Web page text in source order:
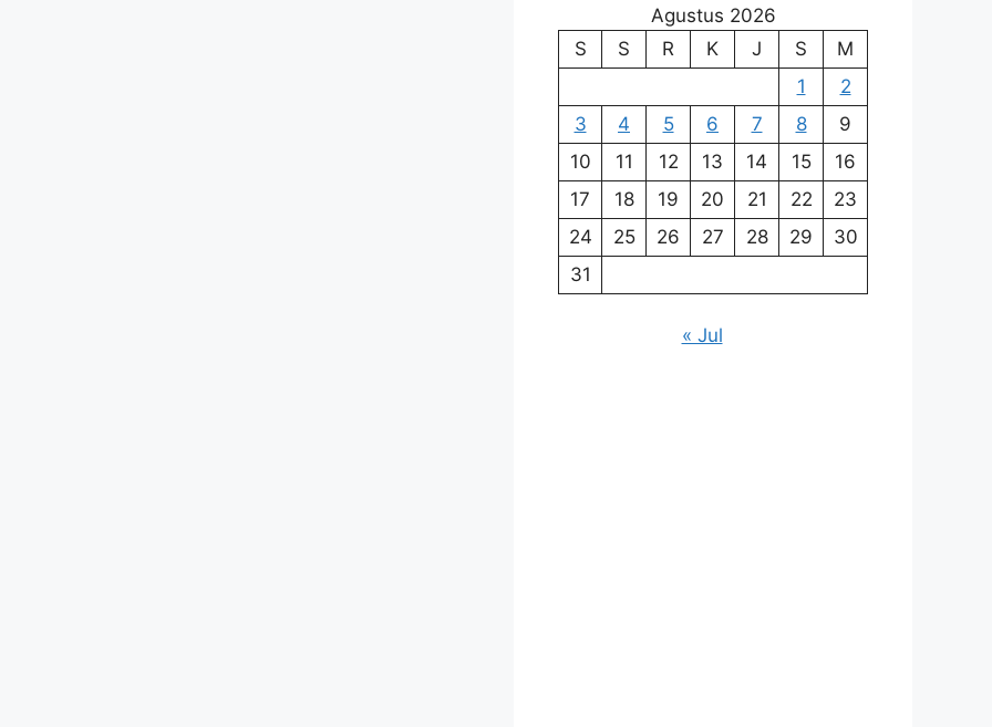
Agustus 2026
S
S R K J S
M
1
2
3
4 5 6 7 8
9
10
11 12 13 14 15
16
17
18 19 20 21 22
23
24
25 26 27 28 29
30
31
« Jul